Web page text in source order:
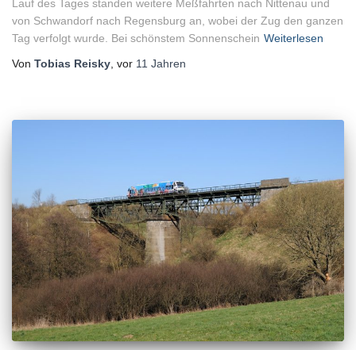
Lauf des Tages standen weitere Meßfahrten nach Nittenau und
von Schwandorf nach Regensburg an, wobei der Zug den ganzen
Tag verfolgt wurde. Bei schönstem Sonnenschein Weiterlesen
Von Tobias Reisky , vor 11 Jahren